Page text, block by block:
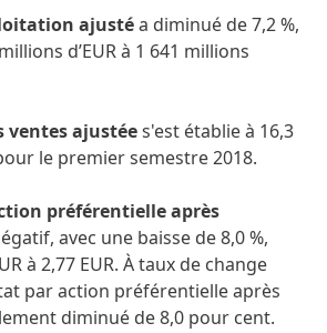
ajustéa diminué de 7,2 %,
d’EUR à 1 641 millions
ventes ajustées'est établie à 16,3
le premier semestre 2018.
préférentielle après
avec une baisse de 8,0 %,
à 2,77 EUR. À taux de change
par action préférentielle après
diminué de 8,0 pour cent.